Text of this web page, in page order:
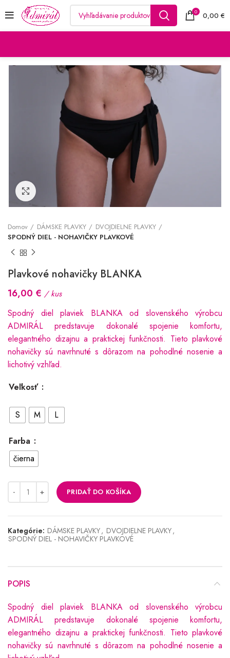
0 0,00 €
Kliknutím zväčšite
Domov DÁMSKE PLAVKY
DVOJDIELNE PLAVKY
SPODNÝ DIEL - NOHAVIČKY PLAVKOVÉ
Plavkové nohavičky BLANKA
16,00 € / kus
Spodný diel plaviek BLANKA od slovenského výrobcu
ADMIRÁL predstavuje dokonalé spojenie komfortu,
elegantného dizajnu a praktickej funkčnosti. Tieto plavkové
nohavičky sú navrhnuté s dôrazom na pohodlné nosenie a
lichotivý vzhľad.
Veľkosť
S M L
Farba
čierna
PRIDAŤ DO KOŠÍKA
Kategórie: DÁMSKE PLAVKY, DVOJDIELNE PLAVKY,
SPODNÝ DIEL - NOHAVIČKY PLAVKOVÉ
POPIS
Spodný diel plaviek BLANKA od slovenského výrobcu
ADMIRÁL predstavuje dokonalé spojenie komfortu,
elegantného dizajnu a praktickej funkčnosti. Tieto plavkové
nohavičky sú navrhnuté s dôrazom na pohodlné nosenie a